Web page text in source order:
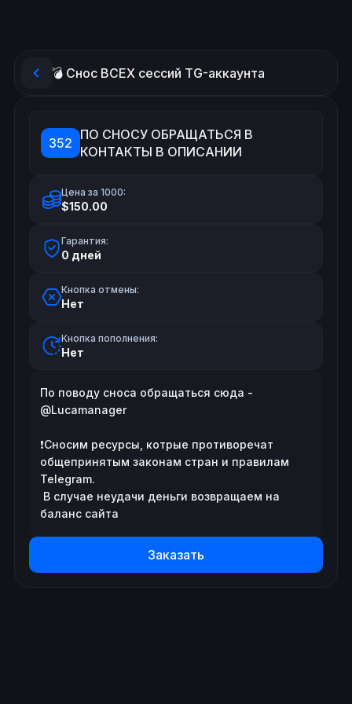
💣 Снос ВСЕХ сессий TG-аккаунта
352
ПО СНОСУ ОБРАЩАТЬСЯ В
КОНТАКТЫ В ОПИСАНИИ
Цена за 1000:
$150.00
Гарантия:
0 дней
Кнопка отмены:
Нет
Кнопка пополнения:
Нет
По поводу сноса обращаться сюда -
@Lucamanager
❗️Сносим ресурсы, котрые противоречат
общепринятым законам стран и правилам
Telegram.
баланс сайта
Заказать